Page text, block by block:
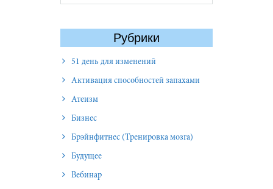
Рубрики
51 день для изменений
Активация способностей запахами
Атеизм
Бизнес
Брэйнфитнес (Тренировка мозга)
Будущее
Вебинар